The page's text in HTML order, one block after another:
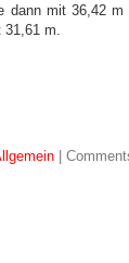
dann mit 36,42
31,61 m.
|